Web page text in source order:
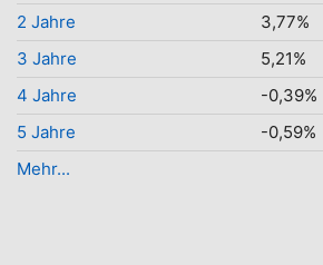
2 Jahre
3,77%
3 Jahre
5,21%
4 Jahre
-0,39%
5 Jahre
-0,59%
Mehr...